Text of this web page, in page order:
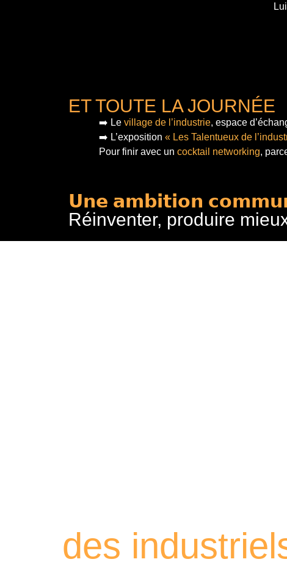
ET TOUTE LA JOURNÉE
➡️ Le village de l’industrie, espace
➡️ L’exposition « Les Talentueux de
Pour finir avec un cocktail networking,
𝗨𝗻𝗲 𝗮𝗺𝗯𝗶𝘁𝗶𝗼𝗻
Réinventer, produire
des